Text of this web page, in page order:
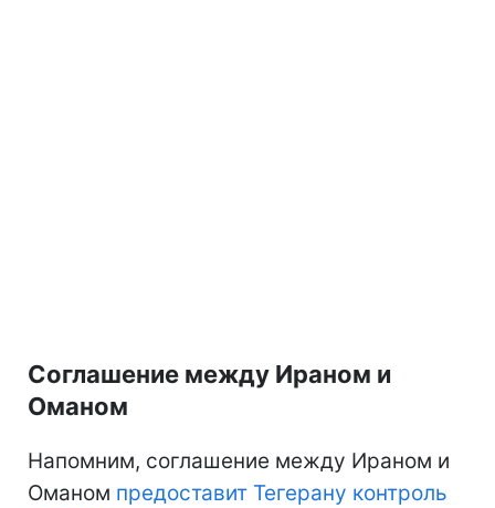
Соглашение между Ираном и
Оманом
Напомним, соглашение между Ираном и
Оманом предоставит Тегерану контроль